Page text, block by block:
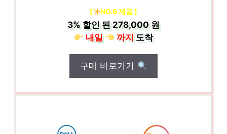
[ NO.6 제품 ]
3%할인 된278,000 원
내일
까지도착
구매 바로가기